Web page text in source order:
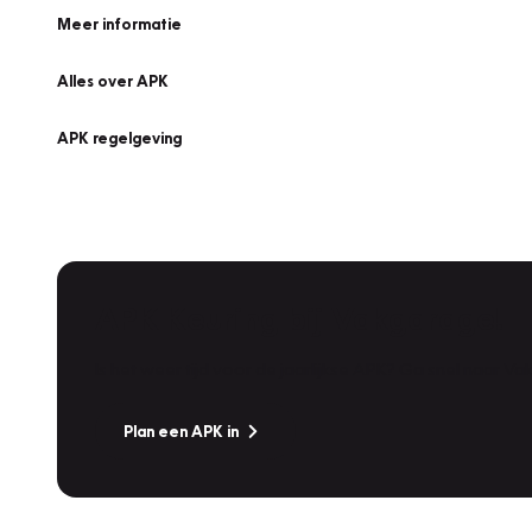
Meer informatie
Alles over APK
APK regelgeving
Plan een APK in